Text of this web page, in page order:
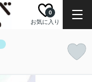
お気に入り
0